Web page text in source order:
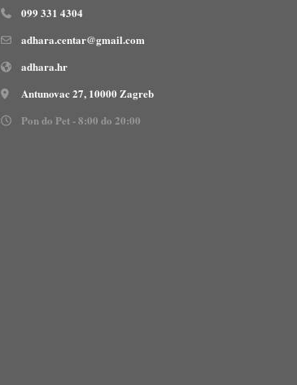
099 331 4304
adhara.centar@gmail.com
adhara.hr
Antunovac 27, 10000 Zagreb
Pon do Pet - 8:00 do 20:00